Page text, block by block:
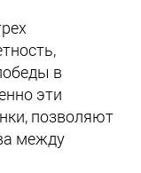
в
эти
позволяют
между